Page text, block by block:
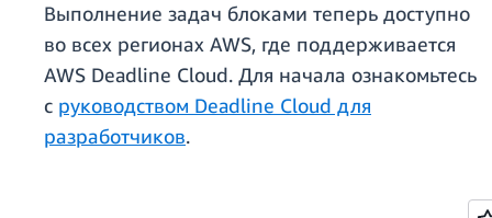
Выполнение задач блоками теперь доступно
во всех регионах AWS, где поддерживается
AWS Deadline Cloud. Для начала ознакомьтесь
с руководством Deadline Cloud для
разработчиков.